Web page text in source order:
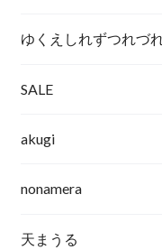
ゆくえしれずつれづ
SALE
akugi
nonamera
天まうる